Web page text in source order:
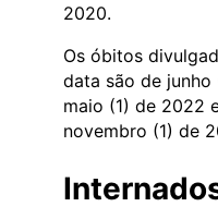
2020.
Os óbitos
data são de junho
maio (1) de 2022
novembro (1) de